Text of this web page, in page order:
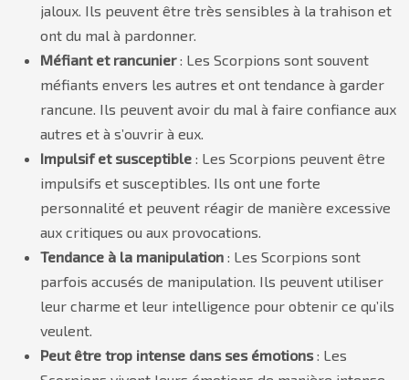
jaloux. Ils peuvent être très sensibles à la trahison et
ont du mal à pardonner.
Méfiant et rancunier: Les Scorpions sont souvent
méfiants envers les autres et ont tendance à garder
rancune. Ils peuvent avoir du mal à faire confiance aux
autres et à s’ouvrir à eux.
Impulsif et susceptible : Les Scorpions peuvent être
impulsifs et susceptibles. Ils ont une forte
personnalité et peuvent réagir de manière excessive
aux critiques ou aux provocations.
Tendance à la manipulation : Les Scorpions sont
parfois accusés de manipulation. Ils peuvent utiliser
leur charme et leur intelligence pour obtenir ce qu’ils
veulent.
Peut être trop intense dans ses émotions: Les